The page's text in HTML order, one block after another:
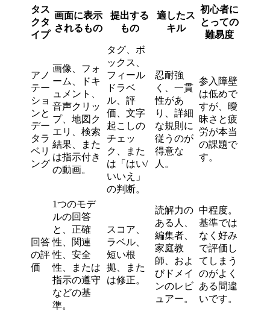
タス
クタ
イプ
画面に表示
されるもの
提出する
もの
適したス
キル
初心者に
とっての
難易度
アノ
テー
ショ
ンと
デー
タラ
ベリ
ング
画像、フォ
ーム、ドキ
ュメント、
音声クリッ
プ、地図ク
エリ、検索
結果、また
は指示付き
の動画。
タグ、ボ
ックス、
フィール
ドラベ
ル、評
価、文字
起こしの
チェッ
ク、また
は「はい/
いいえ」
の判断。
忍耐強
く、一貫
性があ
り、詳細
な規則に
従うのが
得意な
人。
参入障壁
は低めで
すが、曖
昧さと疲
労が本当
の課題で
す。
回答
の評
価
1つのモデ
ルの回答
と、正確
性、関連
性、安全
性、または
指示の遵守
などの基
準。
スコア、
ラベル、
短い根
拠、また
は修正。
読解力の
ある人、
編集者、
家庭教
師、およ
びドメイ
ンのレビ
ュアー。
中程度。
基準では
なく好み
で評価し
てしまう
のがよく
ある間違
いです。